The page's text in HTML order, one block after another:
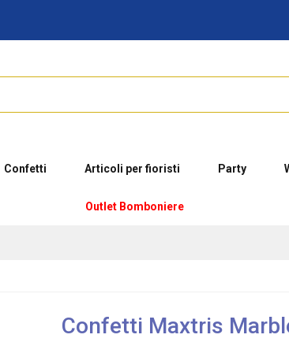
Confetti Articoli per fioristi Party
Outlet Bomboniere
Confetti Maxtris